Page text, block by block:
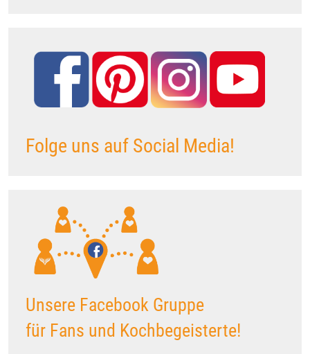
Folge uns auf Social Media!
Unsere Facebook Gruppe
für Fans und Kochbegeisterte!